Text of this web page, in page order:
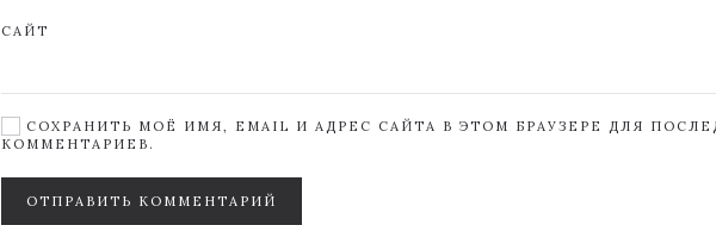
САЙТ
СОХРАНИТЬ МОЁ ИМЯ, EMAIL И АДРЕС САЙТА В ЭТОМ БРАУЗЕРЕ ДЛЯ
КОММЕНТАРИЕВ.
ОТПРАВИТЬ КОММЕНТАРИЙ